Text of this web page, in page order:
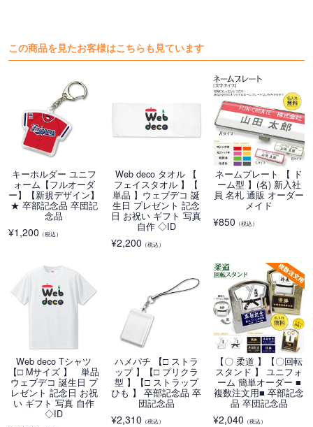
この商品を見たお客様はこちらも見ています
キーホルダー ユニフ
ォーム【フルオーダ
ー】【新規デザイン】
★ 卒部記念品 卒団記
念品
¥1,200 （税込）
Web deco タオル 【
フェイスタオル 】【
単品 】ウェブデコ 誕
生日 プレゼント 記念
日 お祝い ギフト 写真
自作 ◇ID
¥2,200 （税込）
ネームプレート 【 ド
ーム型 】(名) 新入社
員 名札 通販 オーダー
メイド
¥850 （税込）
Web deco Tシャツ
【□ Mサイズ 】 単品
ウェブデコ 誕生日 プ
レゼント 記念日 お祝
い ギフト 写真 自作
◇ID
ハメパチ 【□ ストラ
ップ 】【□ プリクラ
型 】【□ ストラップ
ひも 】 卒部記念品 卒
団記念品
¥2,310 （税込）
【〇 柔道 】【〇回転
スタンド 】 ユニフォ
ーム 簡単オーダー ■
複数注文用■ 卒部記念
品 卒団記念品
¥2,040 （税込）